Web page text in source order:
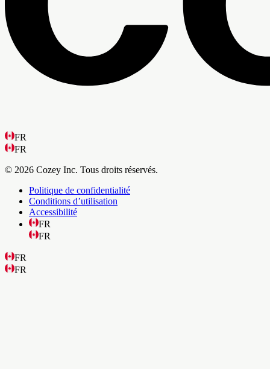
FR
FR
© 2026 Cozey Inc. Tous droits réservés.
Politique de confidentialité
Conditions d’utilisation
Accessibilité
FR
FR
FR
FR